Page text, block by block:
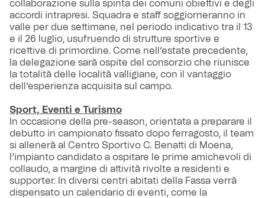
collaborazione sulla spinta dei comuni obiettivi e degli
accordi intrapresi. Squadra e staff soggiorneranno in
valle per due settimane, nel periodo indicativo tra il 13
e il 26 luglio, usufruendo di strutture sportive e
ricettive di primordine. Come nell’estate precedente,
la delegazione sarà ospite del consorzio che riunisce
la totalità delle località valligiane, con il vantaggio
dell’esperienza acquisita sul campo.
Sport, Eventi e Turismo
In occasione della pre-season, orientata a preparare il
debutto in campionato fissato dopo ferragosto, il team
si allenerà al Centro Sportivo C. Benatti di Moena,
l’impianto candidato a ospitare le prime amichevoli di
collaudo, a margine di attività rivolte a residenti e
supporter. In diversi centri abitati della Fassa verrà
dispensato un calendario di eventi, come la